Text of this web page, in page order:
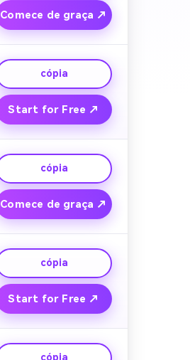
Comece de graça ↗
cópia
Start for Free ↗
cópia
Comece de graça ↗
cópia
Start for Free ↗
cópia